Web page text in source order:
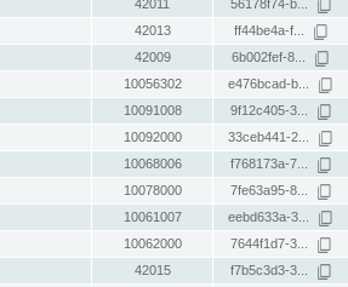
42011 56178f74-b...
42013 ff44be4a-f...
42009 6b002fef-8...
10056302 e476bcad-b...
10091008 9f12c405-3...
10092000 33ceb441-2...
10068006 f768173a-7...
10078000 7fe63a95-8...
10061007 eebd633a-3...
10062000 7644f1d7-3...
42015 f7b5c3d3-3...